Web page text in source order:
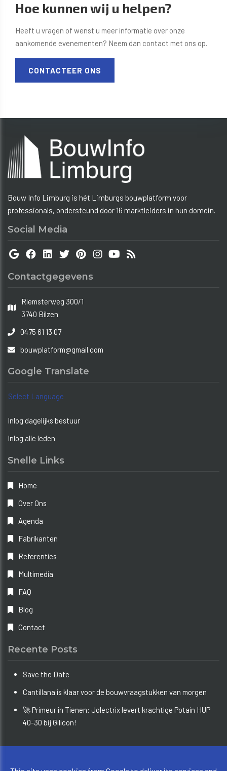
Hoe kunnen wij u helpen?
Heeft u vragen of wenst u meer informatie over onze
aankomende evenementen? Neem dan contact met ons op.
CONTACTEER ONS
Bouw Info Limburg is hét Limburgs bouwplatform voor
professionals, ondersteund door 16 marktleiders in hun domein.
Social Media
Contactgegevens
Riemsterweg 300/1
3740 Bilzen
0475 61 13 07
bouwplatform@gmail.com
Google Translate
Select Language
Inlog dagelijks bestuur
Inlog alle leden
Snelle Links
Home
Over Ons
Agenda
Fabrikanten
Referenties
Multimedia
FAQ
Blog
Contact
Recente Posts
Save the Date
Cantillana is klaar voor de bouwvraagstukken van morgen
🚀 Primeur in Tienen: Jolectrix levert krachtige Potain HUP
40-30 bij Gilicon!